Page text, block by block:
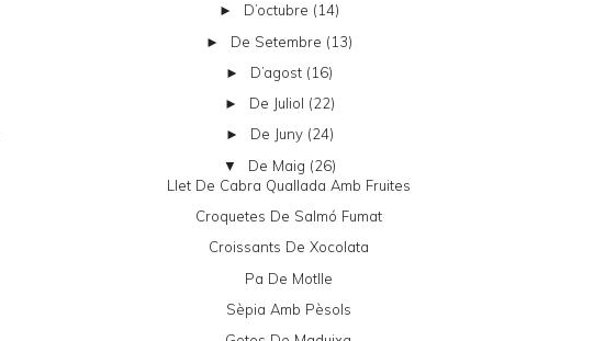
► D’octubre (14)
► De Setembre (13)
► D’agost (16)
► De Juliol (22)
► De Juny (24)
▼ De Maig (26)
Llet De Cabra Quallada Amb Fruites
Croquetes De Salmó Fumat
Croissants De Xocolata
Pa De Motlle
Sèpia Amb Pèsols